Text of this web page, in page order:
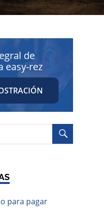
de
easy-rez
para pagar